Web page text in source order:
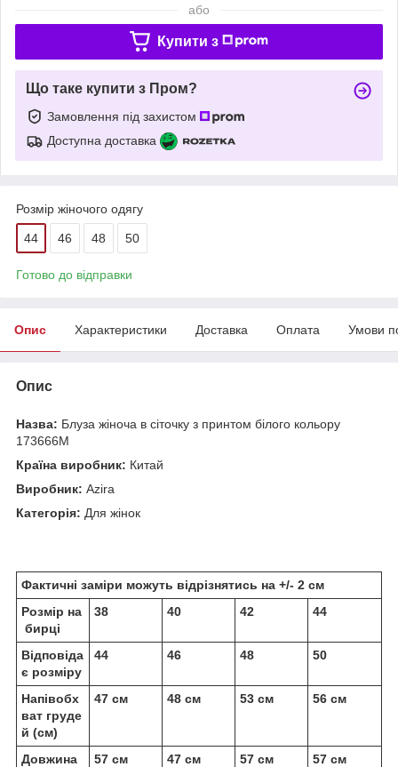
або
Купити з
Що таке купити з Пром?
Замовлення під захистом
Доступна доставка
Розмір жіночого одягу
44 46 48 50
Готово до відправки
Опис Характеристики Доставка Оплата Умови
Опис
Назва: Блуза жіноча в сіточку з принтом білого кольору
173666M
Країна виробник: Китай
Виробник: Azira
Категорія: Для жінок
Фактичні заміри можуть відрізнятись на +/- 2 см
Розмір на
бирці
38 40 42 44
Відповіда
є розміру
44 46 48 50
Напівобх
ват груде
й (см)
47 см 48 см 53 см 56 см
Довжина
57 см 47 см 57 см 57 см